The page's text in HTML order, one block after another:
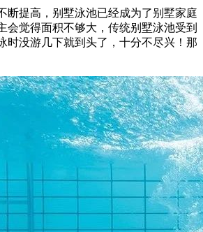
断提高，别墅泳池已经成为了别墅家庭
会觉得面积不够大，传统别墅泳池受到
时没游几下就到头了，十分不尽兴！那